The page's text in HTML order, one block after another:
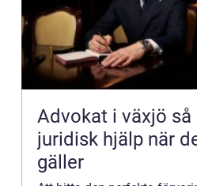
Advokat i växjö så hittar du rätt
juridisk hjälp när
gäller